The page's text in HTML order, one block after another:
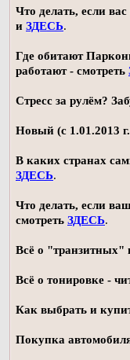
Что делать, если
и ЗДЕСЬ.
Где обитают
работают - смотреть
Стресс за рулём?
Новый (с 1.01.2013
В каких странах
ЗДЕСЬ.
Что делать, если
смотреть ЗДЕСЬ.
Всё о "транзитных"
Всё о тонировке -
Как выбрать и
Покупка